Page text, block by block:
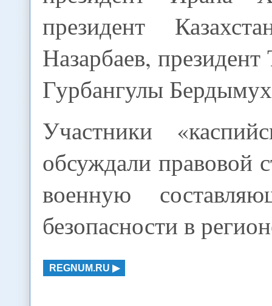
президент
Назарбаев,
Гурбангулы
Участники
обсуждали правовой
военную
безопасности в
REGNUM.RU